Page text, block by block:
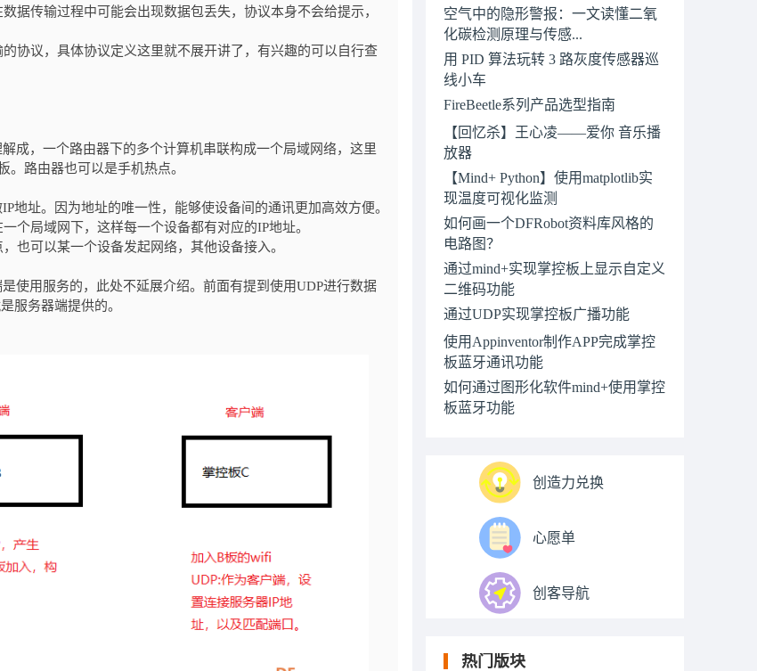
据传输过程中可能会出现数据包丢失，协议本身不会给提示，
协议，具体协议定义这里就不展开讲了，有兴趣的可以自行查
成，一个路由器下的多个计算机串联构成一个局域网络，这里
。路由器也可以是手机热点。
地址。因为地址的唯一性，能够使设备间的通讯更加高效方便。
个局域网下，这样每一个设备都有对应的IP地址。
也可以某一个设备发起网络，其他设备接入。
使用服务的，此处不延展介绍。前面有提到使用UDP进行数据
服务器端提供的。
空气中的隐形警报：一文读懂二氧
化碳检测原理与传感...
用 PID 算法玩转 3 路灰度传感器巡
线小车
FireBeetle系列产品选型指南
【回忆杀】王心凌——爱你 音乐播
放器
【Mind+ Python】使用matplotlib实
现温度可视化监测
如何画一个DFRobot资料库风格的
电路图？
通过mind+实现掌控板上显示自定义
二维码功能
通过UDP实现掌控板广播功能
使用Appinventor制作APP完成掌控
板蓝牙通讯功能
如何通过图形化软件mind+使用掌控
板蓝牙功能
创造力兑换
心愿单
创客导航
热门版块